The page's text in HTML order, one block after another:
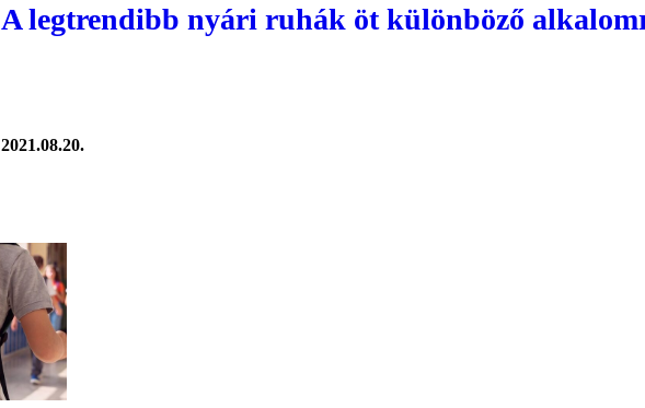
A legtrendibb nyári ruhák öt különböző
2021.08.20.